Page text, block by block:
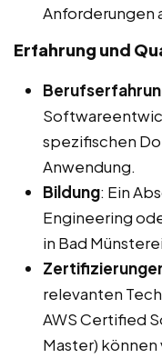
Anforderungen
Erfahrung und
spezifischen
Anwendung.
Bildung: Ein
Engineering
in Bad
relevanten
AWS Certified
Master)